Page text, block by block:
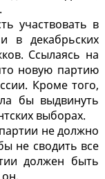
участвовать в
в декабрьских
Ссылаясь на
новую партию
Кроме того,
бы выдвинуть
выборах.
не должно
не сводить все
должен быть